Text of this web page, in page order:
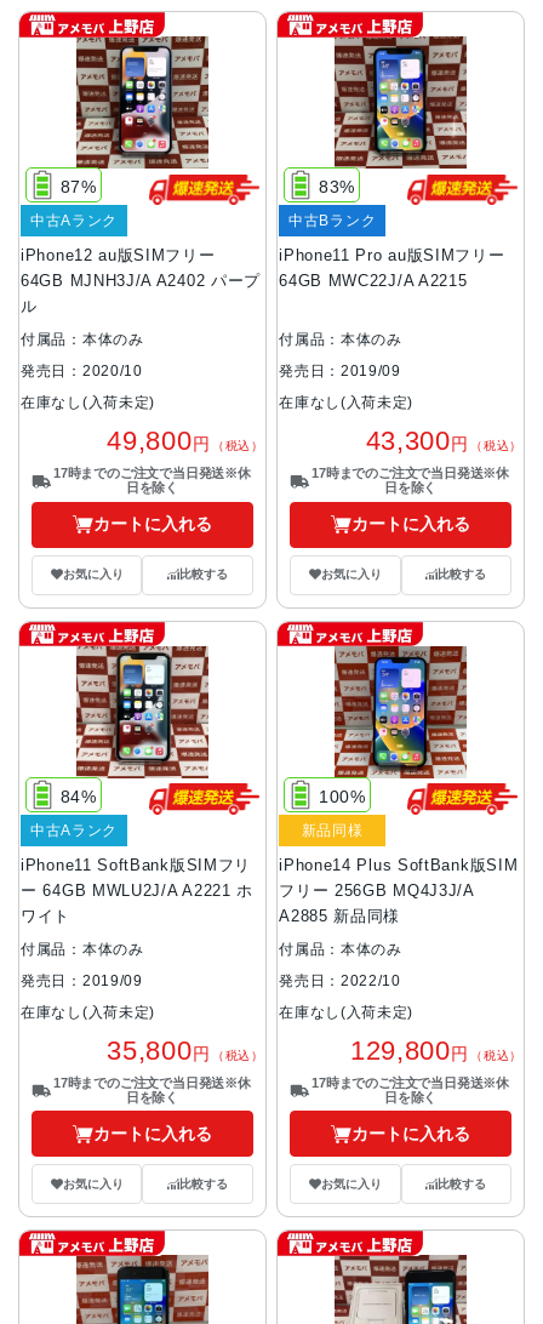
iPhone12 au版SIMフリー
64GB MJNH3J/A A2402 パープ
ル
87%
中古Aランク
付属品：本体のみ
発売日：2020/10
在庫なし(入荷未定)
49,800円 （税込）
17時までのご注文で当日発送※休
日を除く
カートに入れる
お気に入り 比較する
iPhone11 Pro au版SIMフリー
64GB MWC22J/A A2215
83%
中古Bランク
付属品：本体のみ
発売日：2019/09
在庫なし(入荷未定)
43,300円 （税込）
17時までのご注文で当日発送※休
日を除く
カートに入れる
お気に入り 比較する
iPhone11 SoftBank版SIMフリ
ー 64GB MWLU2J/A A2221 ホ
ワイト
84%
中古Aランク
付属品：本体のみ
発売日：2019/09
在庫なし(入荷未定)
35,800円 （税込）
17時までのご注文で当日発送※休
日を除く
カートに入れる
お気に入り 比較する
iPhone14 Plus SoftBank版SIM
フリー 256GB MQ4J3J/A
A2885 新品同様
100%
新品同様
付属品：本体のみ
発売日：2022/10
在庫なし(入荷未定)
129,800円 （税込）
17時までのご注文で当日発送※休
日を除く
カートに入れる
お気に入り 比較する